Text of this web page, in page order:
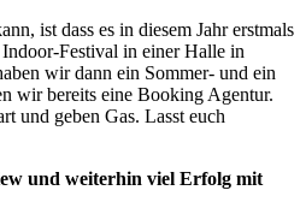
ist dass es in diesem Jahr erstmals
Festival in einer Halle in
wir dann ein Sommer- und ein
wir bereits eine Booking Agentur.
und geben Gas. Lasst euch
und weiterhin viel Erfolg mit